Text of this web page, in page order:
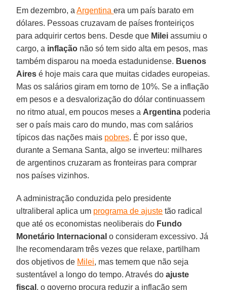
Em dezembro, aArgentinaera um país barato em
dólares. Pessoas cruzavam de países fronteiriços
para adquirir certos bens. Desde que Milei assumiu o
cargo, a inflação não só tem sido alta em pesos, mas
também disparou na moeda estadunidense. Buenos
Aires é hoje mais cara que muitas cidades europeias.
Mas os salários giram em torno de 10%. Se a inflação
em pesos e a desvalorização do dólar continuassem
no ritmo atual, em poucos meses a Argentina poderia
ser o país mais caro do mundo, mas com salários
típicos das nações mais pobres. É por isso que,
durante a Semana Santa, algo se inverteu: milhares
de argentinos cruzaram as fronteiras para comprar
nos países vizinhos.
A administração conduzida pelo presidente
ultraliberal aplica um programa de ajuste tão radical
que até os economistas neoliberais do Fundo
Monetário Internacional o consideram excessivo. Já
lhe recomendaram três vezes que relaxe, partilham
dos objetivos de Milei, mas temem que não seja
sustentável a longo do tempo. Através doajuste
fiscal , o governo procura reduzir a inflação sem